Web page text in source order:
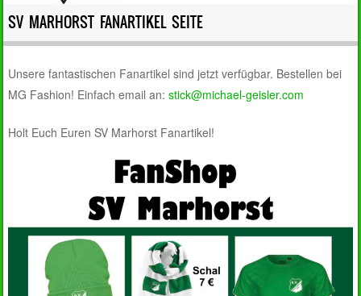
SV MARHORST FANARTIKEL SEITE
Unsere fantastischen Fanartikel sind jetzt verfügbar. Bestellen bei
MG Fashion! Einfach email an:stick@michael-geisler.com
Holt Euch Euren SV Marhorst Fanartikel!